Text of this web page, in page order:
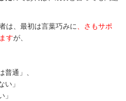
は、最初は言葉巧みに、さもサポ
すが、
普通」、
い」
」